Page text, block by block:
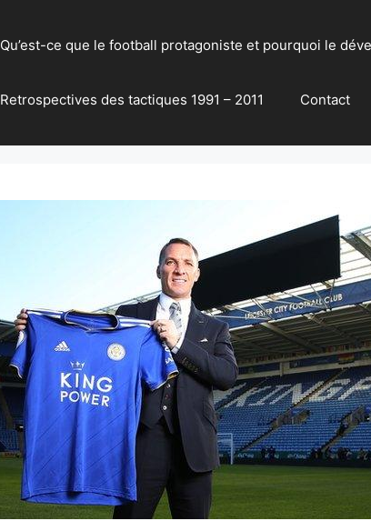
Qu’est-ce que le football protagoniste et pourquoi le
Retrospectives des tactiques 1991 – 2011 Contact